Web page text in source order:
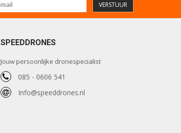
VERSTUUR
SPEEDDRONES
Jouw persoonlijke dronespecialist
085 - 0606 541
Info@speeddrones.nl